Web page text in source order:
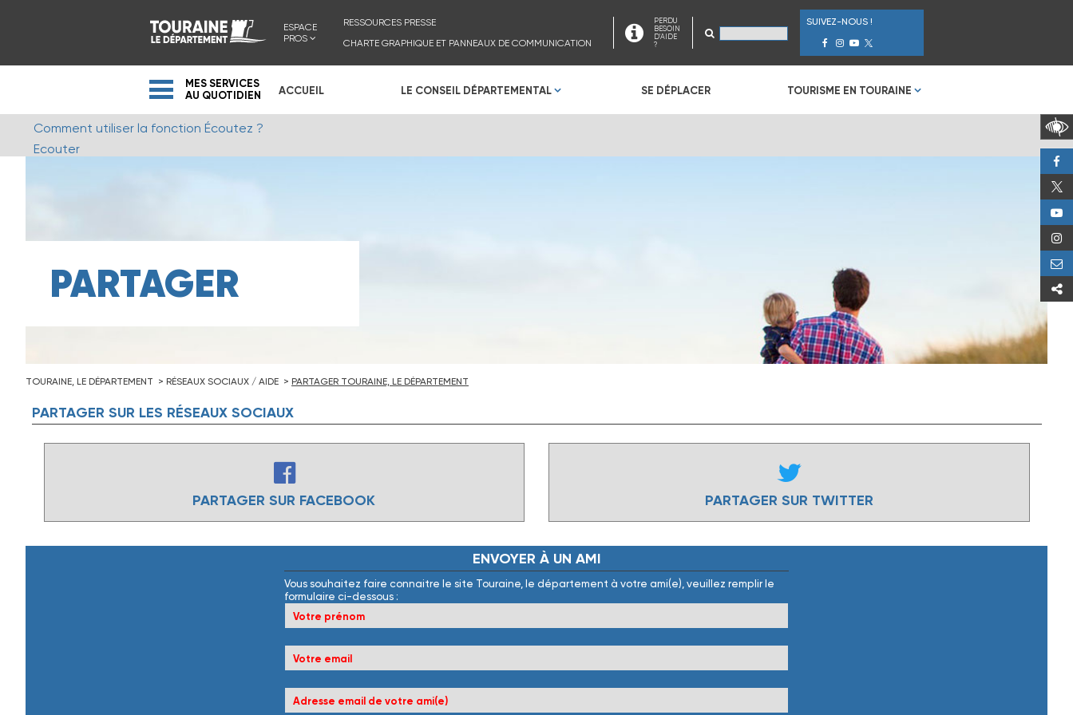
ESPACE
PROS
RESSOURCES PRESSE
CHARTE GRAPHIQUE ET PANNEAUX DE COMMUNICATION
PERDU
BESOIN
D'AIDE
?
SUIVEZ-NOUS !
MES SERVICES
AU QUOTIDIEN
ACCUEIL LE CONSEIL DÉPARTEMENTAL SE DÉPLACER TOURISME EN TOURAINE
Comment utiliser la fonction Écoutez ?
Ecouter
PARTAGER
TOURAINE, LE DÉPARTEMENT RÉSEAUX SOCIAUX / AIDE PARTAGER TOURAINE, LE DÉPARTEMENT
PARTAGER SUR LES RÉSEAUX SOCIAUX
PARTAGER SUR FACEBOOK PARTAGER SUR TWITTER
ENVOYER À UN AMI
Vous souhaitez faire connaitre le site Touraine, le département à votre ami(e), veuillez remplir le
formulaire ci-dessous :